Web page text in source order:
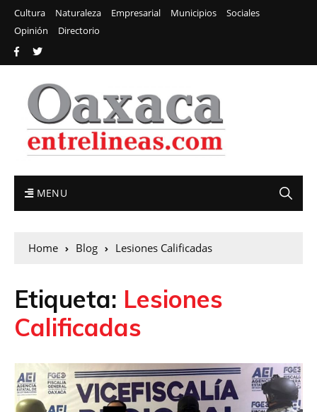
Cultura Naturaleza Empresarial Municipios
Sociales
Opinión
Directorio
MENU
Home Blog Lesiones Calificadas
Etiqueta: Lesiones
Calificadas